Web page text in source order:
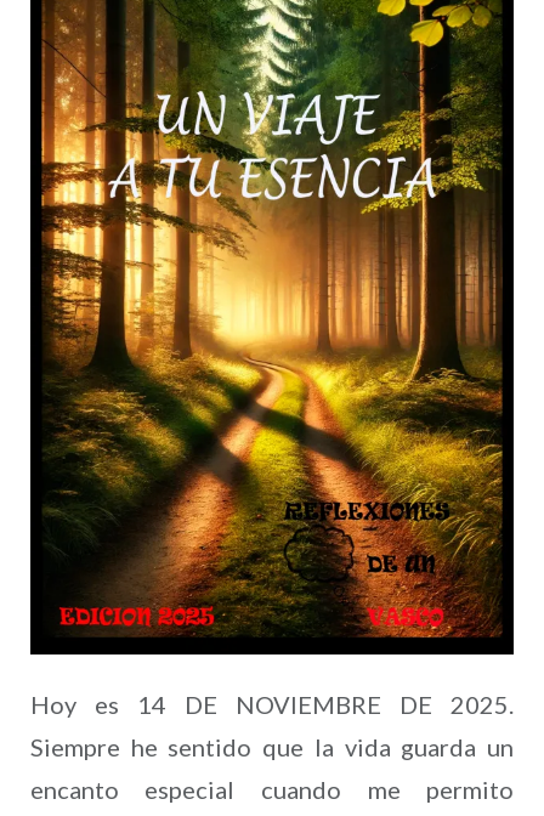
Hoy es 14 DE NOVIEMBRE DE 2025.
Siempre he sentido que la vida guarda un
encanto especial cuando me permito